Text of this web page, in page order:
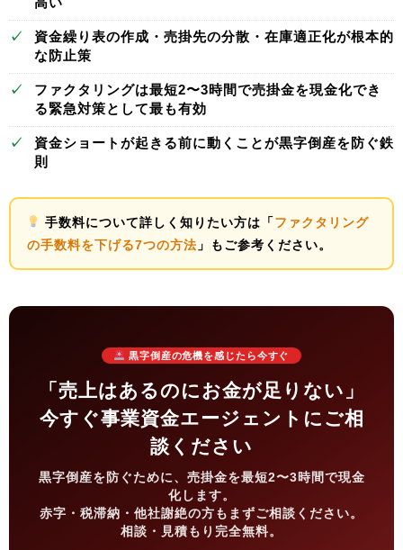
高い
✓ 資金繰り表の作成・売掛先の分散・在庫適正化が根本的
な防止策
✓ ファクタリングは最短2〜3時間で売掛金を現金化でき
る緊急対策として最も有効
✓ 資金ショートが起きる前に動く ことが黒字倒産を防ぐ鉄
則
手数料について詳しく知りたい方は「ファクタリング
の手数料を下げる7つの方法 」もご参考ください。
黒字倒産の危機を感じたら今すぐ
「売上はあるのにお金が足りない」
今すぐ事業資金エージェントにご相
談ください
黒字倒産を防ぐために、売掛金を最短2〜3時間で現金
化します。
赤字・税滞納・他社謝絶の方もまずご相談ください。
相談・見積もり完全無料。